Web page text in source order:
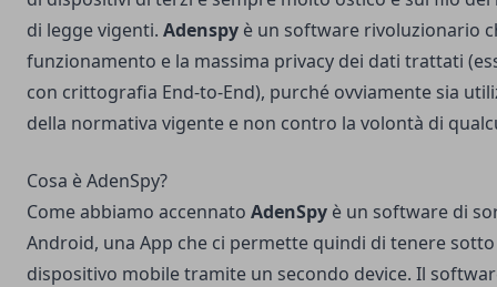
di legge vigenti. Adenspy è un software rivoluzionario
funzionamento e la massima privacy dei dati trattati
con crittografia End-to-End), purché ovviamente sia
della normativa vigente e non contro la volontà di
Cosa è AdenSpy?
Come abbiamo accennato AdenSpy è un software di
Android, una App che ci permette quindi di tenere
dispositivo mobile tramite un secondo device. Il